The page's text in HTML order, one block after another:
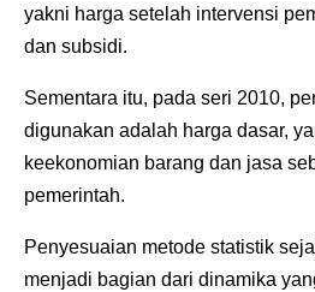
yakni harga setelah intervensi
dan subsidi.
Sementara itu, pada seri 2010,
digunakan adalah harga dasar,
keekonomian barang dan jasa
pemerintah.
Penyesuaian metode statistik
menjadi bagian dari dinamika